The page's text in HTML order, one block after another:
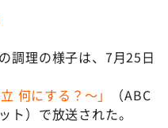
調理の様子は、7月25日
何にする？～」
（ABC
ト）で放送された。